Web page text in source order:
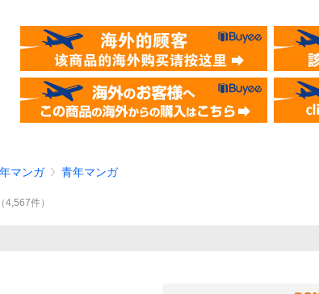
マンガ 青年マンガ
4,567件）